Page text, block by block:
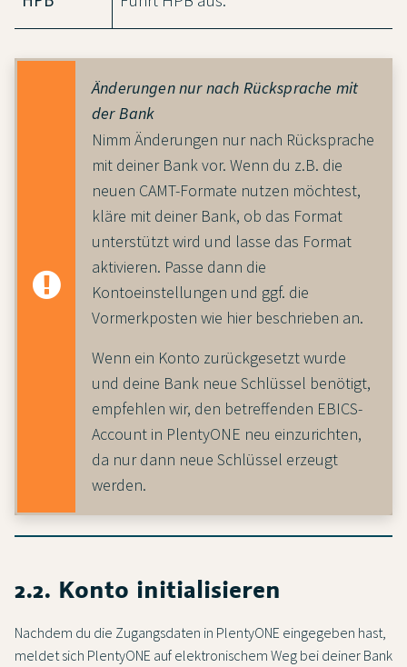
Änderungen nur nach Rücksprache mit
der Bank
Nimm Änderungen nur nach Rücksprache
mit deiner Bank vor. Wenn du z.B. die
neuen CAMT-Formate nutzen möchtest,
kläre mit deiner Bank, ob das Format
unterstützt wird und lasse das Format
aktivieren. Passe dann die
Kontoeinstellungen und ggf. die
Vormerkposten wie hier beschrieben an.
Wenn ein Konto zurückgesetzt wurde
und deine Bank neue Schlüssel benötigt,
empfehlen wir, den betreffenden EBICS-
Account in PlentyONE neu einzurichten,
da nur dann neue Schlüssel erzeugt
werden.
2.2. Konto initialisieren
Nachdem du die Zugangsdaten in PlentyONE eingegeben hast,
meldet sich PlentyONE auf elektronischem Weg bei deiner Bank